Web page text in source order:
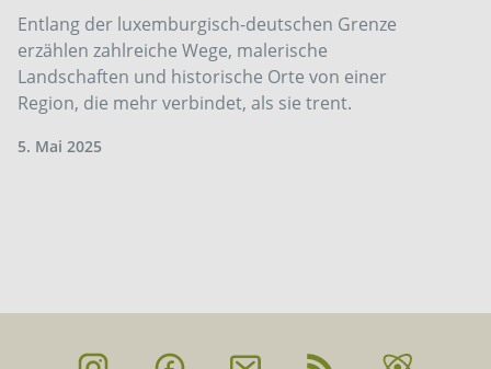
Entlang der luxemburgisch-deutschen Grenze
erzählen zahlreiche Wege, malerische
Landschaften und historische Orte von einer
Region, die mehr verbindet, als sie trent.
5. Mai 2025